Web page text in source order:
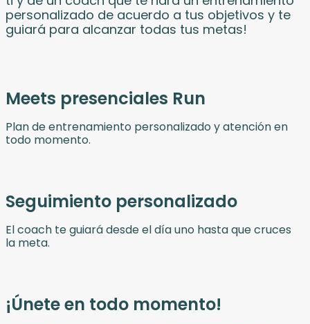
personalizado de acuerdo a tus objetivos y te
guiará para alcanzar todas tus metas!
Meets presenciales Run
Plan de entrenamiento personalizado y atención en
todo momento.
Seguimiento personalizado
El coach te guiará desde el día uno hasta que cruces
la meta.
¡Únete en todo momento!